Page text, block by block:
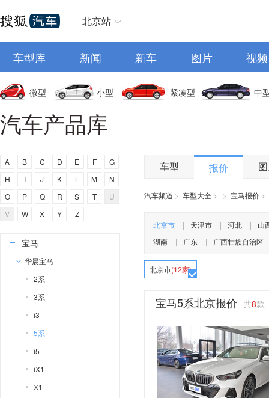
北京站
车型库 新闻 新车 图片 视频
微型 小型 紧凑型 中
汽车产品库
A B C D E F
G
H
I J K L M
N
O
P Q R S T
U
V
W X Y Z
奥迪
埃安
阿维塔
奥迪AUDI
阿尔法罗密欧
安凯客车
B
宝马
华晨宝马
2系
3系
i3
5系
i5
iX1
X1
车型 报价
汽车频道 > 车型大全 > > 宝马报价 >
北京市 | 天津市 | 河北 |
山
湖南
| 广东 | 广西壮族自治区
北京市(12家)
宝马5系北京报价 共8款